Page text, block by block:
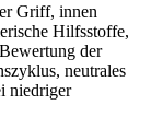
Griff, innen
Hilfsstoffe,
der
neutrales
niedriger